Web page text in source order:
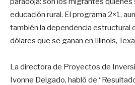
educación rural. El programa 2×1,
también la dependencia estructural
dólares que se ganan en Illinois,
La directora de Proyectos de
Ivonne Delgado, habló de